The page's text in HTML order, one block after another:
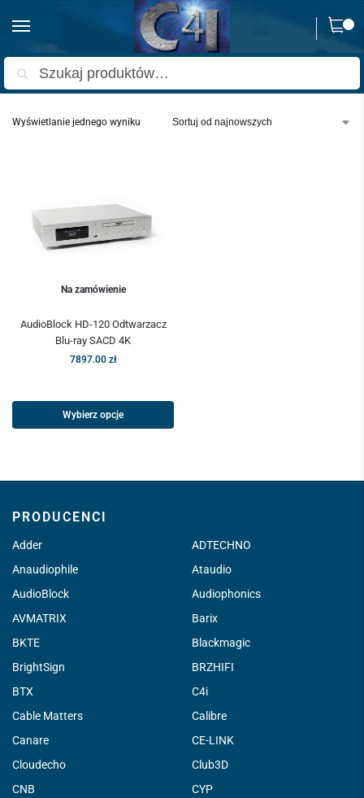
0
Strona główna Produkty oznaczone “SACD”
Wyświetlanie jednego wyniku
Na zamówienie
AudioBlock HD-120 Odtwarzacz
Blu-ray SACD 4K
7897.00 zł
Wybierz opcje
PRODUCENCI
Adder
ADTECHNO
Anaudiophile
Ataudio
AudioBlock
Audiophonics
AVMATRIX
Barix
BKTE
Blackmagic
BrightSign
BRZHIFI
BTX
C4i
Cable Matters
Calibre
Canare
CE-LINK
Cloudecho
Club3D
CNB
CYP